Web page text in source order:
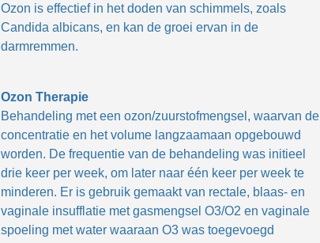
Ozon is effectief in het doden van schimmels, zoals
Candida albicans, en kan de groei ervan in de
darmremmen.
Ozon Therapie
Behandeling met een ozon/zuurstofmengsel, waarvan de
concentratie en het volume langzaamaan opgebouwd
worden. De frequentie van de behandeling was initieel
drie keer per week, om later naar één keer per week te
minderen. Er is gebruik gemaakt van rectale, blaas- en
vaginale insufflatie met gasmengsel O3/O2 en vaginale
spoeling met water waaraan O3 was toegevoegd